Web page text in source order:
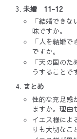
未婚 11-12
「結婚でき
味ですか。
「人を結婚
ですか。
「天の国の
うすることで
まとめ
性的な充足感
ますか。理由
イエス様によ
りも大切なこ